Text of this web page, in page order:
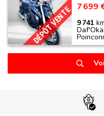
DÉPÔT VENTE 7 699
9 741